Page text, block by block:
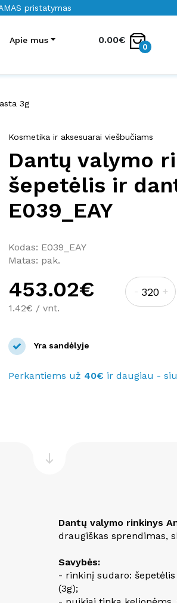
pristatymas
Apie mus 0.00€
0
3g
Kosmetika ir aksesuarai viešbučiams
Dantų valymo
šepetėlis ir
E039_EAY
Kodas: E039_EAY
Matas: pak.
453.02€
1.42€ / vnt.
- +
Yra sandėlyje
Perkantiems už 40€ ir daugiau -
Dantų valymo rinkinys
draugiškas sprendimas,
Savybės:
- rinkinį sudaro:
(3g);